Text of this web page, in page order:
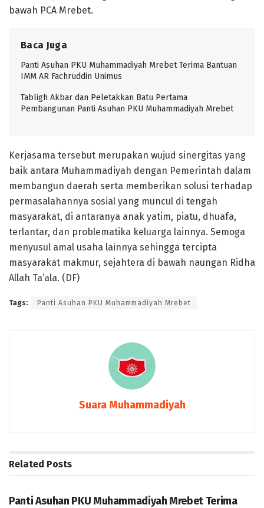
bawah PCA Mrebet.
Baca Juga
Panti Asuhan PKU Muhammadiyah Mrebet Terima Bantuan
IMM AR Fachruddin Unimus
Tabligh Akbar dan Peletakkan Batu Pertama
Pembangunan Panti Asuhan PKU Muhammadiyah Mrebet
Kerjasama tersebut merupakan wujud sinergitas yang
baik antara Muhammadiyah dengan Pemerintah dalam
membangun daerah serta memberikan solusi terhadap
permasalahannya sosial yang muncul di tengah
masyarakat, di antaranya anak yatim, piatu, dhuafa,
terlantar, dan problematika keluarga lainnya. Semoga
menyusul amal usaha lainnya sehingga tercipta
masyarakat makmur, sejahtera di bawah naungan Ridha
Allah Ta’ala. (DF)
Tags: Panti Asuhan PKU Muhammadiyah Mrebet
Suara Muhammadiyah
Related Posts
Panti Asuhan PKU Muhammadiyah Mrebet Terima